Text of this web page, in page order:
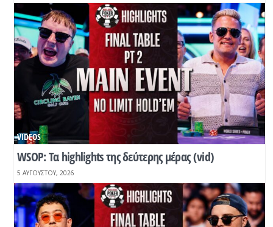
WSOP: Τα highlights της δεύτερης μέρας (vid)
_VIDEOS
5 ΑΥΓΟΎΣΤΟΥ, 2026